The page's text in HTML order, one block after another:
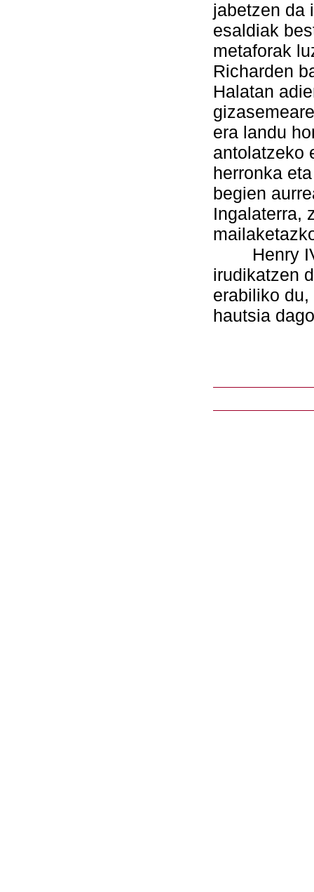
jabetzen da
esaldiak
metaforak
Richarden
Halatan
era landu
antolatzeko
herronka
begien
Ingalaterra,
Henry IV,
irudikatzen
erabiliko
hautsia